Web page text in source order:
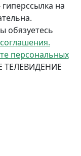
на
обязуетесь
персональных